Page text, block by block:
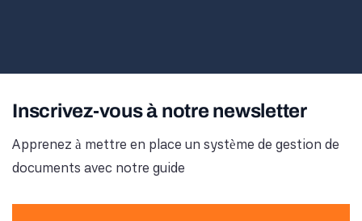
Inscrivez-vous à notre newsletter
Apprenez à mettre en place un système de gestion de
documents avec notre guide